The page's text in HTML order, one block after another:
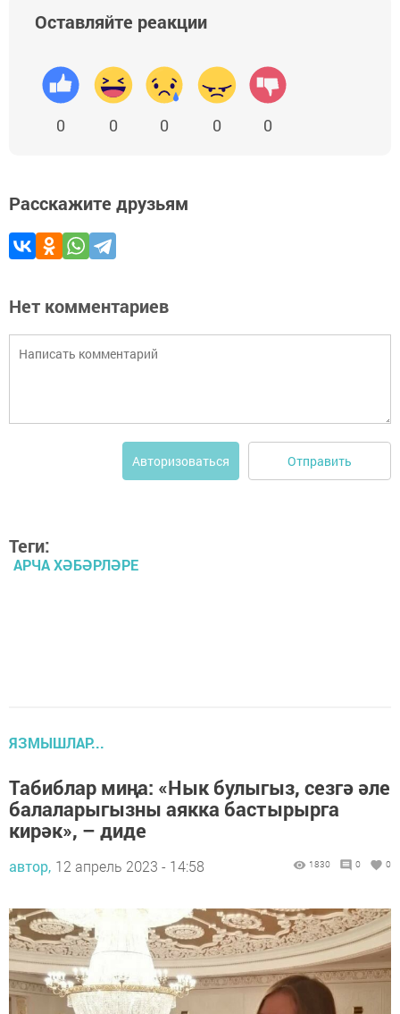
Оставляйте реакции
0 0 0 0 0
Расскажите друзьям
Нет комментариев
Авторизоваться Отправить
Теги:
АРЧА ХӘБӘРЛӘРЕ
ЯЗМЫШЛАР...
Табиблар миңа: «Нык булыгыз, сезгә әле
балаларыгызны аякка бастырырга
кирәк», – диде
автор, 12 апрель 2023 - 14:58 1830 0 0